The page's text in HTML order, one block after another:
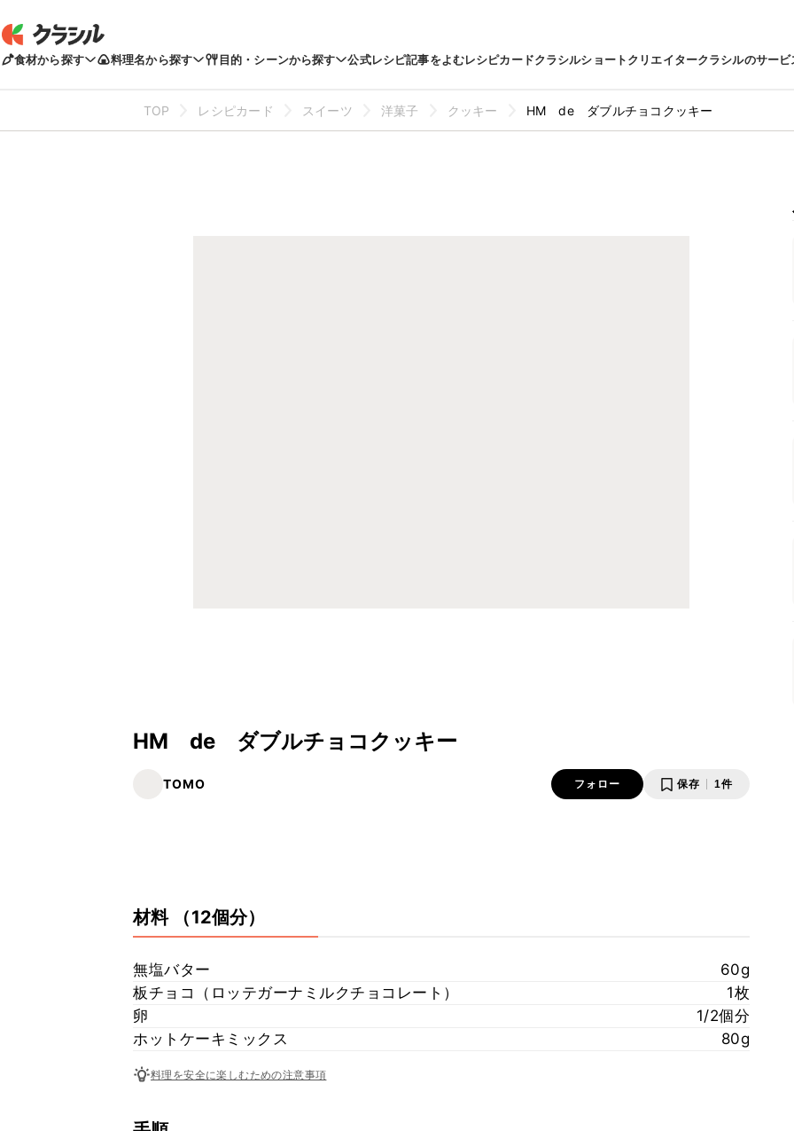
食材から探す 料理名から探す 目的・シーンから探す 公式レシピ記事をよむレシピカードクラシルショートクリエイタークラシルのサービ
TOP レシピカード スイーツ 洋菓子 クッキー HM de ダブルチョコクッキー
HM de ダブルチョコクッキー
TOMO フォロー 保存 1件
材料 （12個分）
無塩バター
60g
板チョコ（ロッテガーナミルクチョコレート）
1枚
卵
1/2個分
ホットケーキミックス
80g
料理を安全に楽しむための注意事項